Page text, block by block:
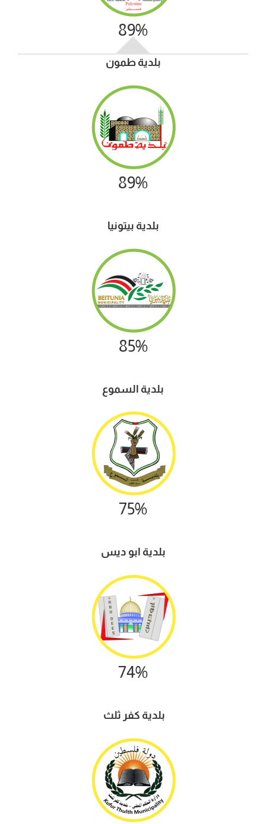
89%
بلدية طمون
89%
بلدية بيتونيا
85%
بلدية السموع
75%
بلدية ابو ديس
74%
بلدية كفر ثلث